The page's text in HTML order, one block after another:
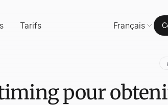
Tarifs Français
pour